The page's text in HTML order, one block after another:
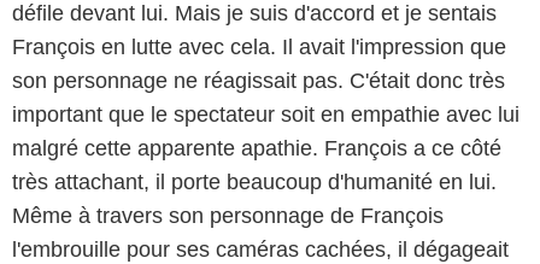
défile devant lui. Mais je suis d'accord et je sentais
François en lutte avec cela. Il avait l'impression que
son personnage ne réagissait pas. C'était donc très
important que le spectateur soit en empathie avec lui
malgré cette apparente apathie. François a ce côté
très attachant, il porte beaucoup d'humanité en lui.
Même à travers son personnage de François
l'embrouille pour ses caméras cachées, il dégageait